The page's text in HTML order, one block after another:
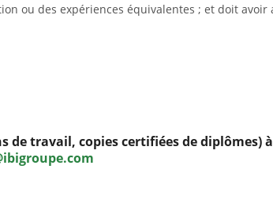
ou des expériences équivalentes ; et doit
de travail, copies certifiées de diplômes)